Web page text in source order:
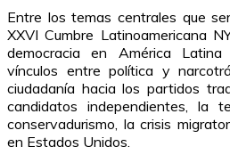
Entre los temas centrales que
XXVI Cumbre Latinoamericana
democracia en América
vínculos entre política y
ciudadanía hacia los partidos
candidatos independientes, la
conservadurismo, la crisis
en Estados Unidos.